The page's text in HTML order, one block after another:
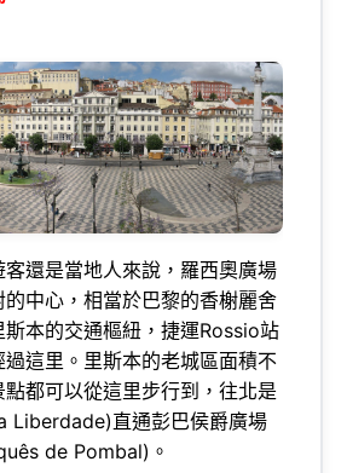
是當地人來說，羅西奧廣場
中心，相當於巴黎的香榭麗舍
斯本的交通樞紐，捷運Rossio站
這里。里斯本的老城區面積不
都可以從這里步行到，往北是
Liberdade)直通彭巴侯爵廣場
de Pombal)。